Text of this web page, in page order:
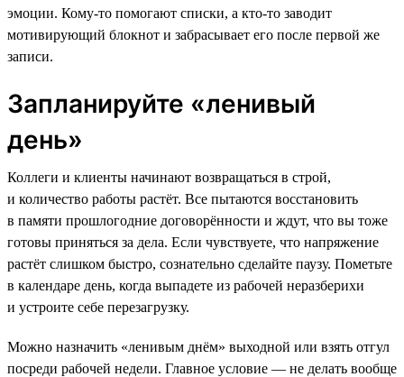
эмоции. Кому-то помогают списки, а кто-то заводит
мотивирующий блокнот и забрасывает его после первой же
записи.
Запланируйте «ленивый
день»
Коллеги и клиенты начинают возвращаться в строй,
и количество работы растёт. Все пытаются восстановить
в памяти прошлогодние договорённости и ждут, что вы тоже
готовы приняться за дела. Если чувствуете, что напряжение
растёт слишком быстро, сознательно сделайте паузу. Пометьте
в календаре день, когда выпадете из рабочей неразберихи
и устроите себе перезагрузку.
Можно назначить «ленивым днём» выходной или взять отгул
посреди рабочей недели. Главное условие — не делать вообще